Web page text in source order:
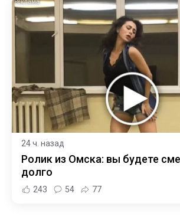
24 ч. назад
Ролик из Омска: вы будете
долго
243 54 77